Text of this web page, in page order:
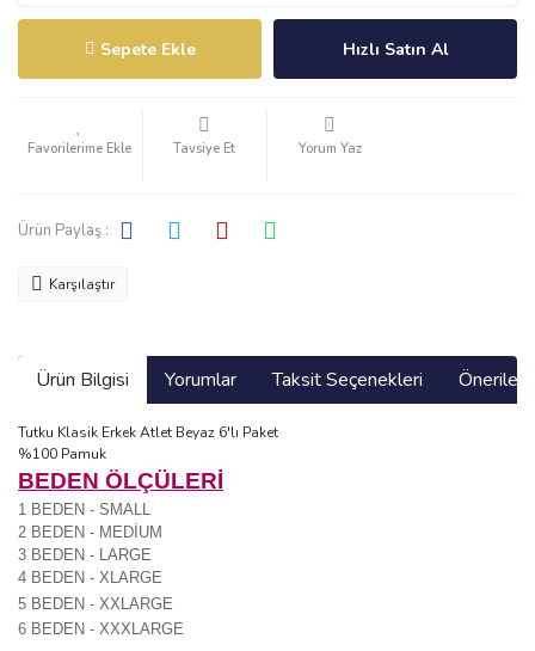
Sepete Ekle Hızlı Satın Al
Tavsiye Et Yorum Yaz
Ürün Paylaş :
Karşılaştır
Ürün Bilgisi Yorumlar Taksit Seçenekleri
Tutku Klasik Erkek Atlet Beyaz 6'lı Paket
%100 Pamuk
BEDEN ÖLÇÜLERİ
1 BEDEN - SMALL
2 BEDEN - MEDİUM
3 BEDEN - LARGE
4 BEDEN - XLARGE
5 BEDEN - XXLARGE
6 BEDEN - XXXLARGE